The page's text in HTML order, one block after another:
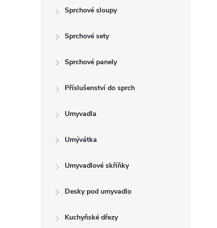
Sprchové sloupy
Sprchové sety
Sprchové panely
Příslušenství do sprch
Umyvadla
Umývátka
Umyvadlové skříňky
Desky pod umyvadlo
Kuchyňské dřezy